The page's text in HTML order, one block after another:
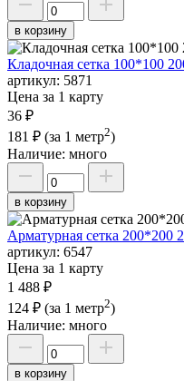
в корзину
Кладочная сетка 100*100
артикул: 5871
Цена за 1 карту
36 ₽
181 ₽ (за 1 метр2)
Наличие: много
в корзину
Арматурная сетка 200*200
артикул: 6547
Цена за 1 карту
1 488 ₽
124 ₽ (за 1 метр2)
Наличие: много
в корзину